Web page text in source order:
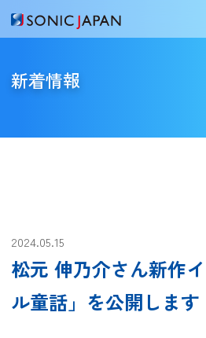
新着情報
2024.05.15
松元 伸乃介さん新作
ル童話」を公開します